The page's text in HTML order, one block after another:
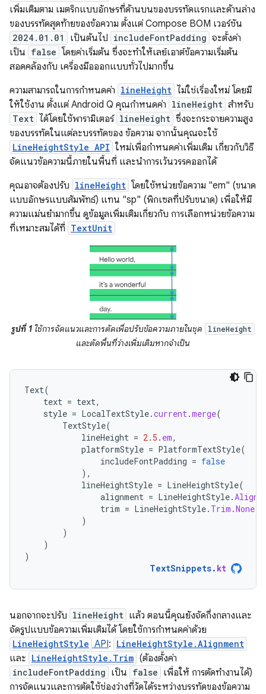
เพิ่มเติมตาม เมตริกแบบอักษรที่ด้านบนของบรรทัดแรกและด้านล่าง
ของบรรทัดสุดท้ายของข้อความ ตั้งแต่ Compose BOM เวอร์ชัน
2024.01.01 เป็นต้นไป includeFontPadding จะตั้งค่า
เป็น false โดยค่าเริ่มต้น ซึ่งจะทำให้เลย์เอาต์ข้อความเริ่มต้น
สอดคล้องกับ เครื่องมือออกแบบทั่วไปมากขึ้น
ความสามารถในการกำหนดค่า lineHeight ไม่ใช่เรื่องใหม่ โดยมี
ให้ใช้งาน ตั้งแต่ Android Q คุณกำหนดค่า lineHeight สำหรับ
Text ได้โดยใช้พารามิเตอร์ lineHeight ซึ่งจะกระจายความสูง
ของบรรทัดในแต่ละบรรทัดของ ข้อความ จากนั้นคุณจะใช้
LineHeightStyle API ใหม่เพื่อกำหนดค่าเพิ่มเติม เกี่ยวกับวิธี
จัดแนวข้อความนี้ภายในพื้นที่ และนำการเว้นวรรคออกได้
คุณอาจต้องปรับ lineHeight โดยใช้หน่วยข้อความ "em" (ขนาด
แบบอักษรแบบสัมพัทธ์) แทน "sp" (พิกเซลที่ปรับขนาด) เพื่อให้มี
ความแม่นยำมากขึ้น ดูข้อมูลเพิ่มเติมเกี่ยวกับ การเลือกหน่วยข้อความ
ที่เหมาะสมได้ที่ TextUnit
รูปที่ 1 ใช้การจัดแนวและการตัดเพื่อปรับข้อความภายในชุด lineHeight
และตัดพื้นที่ว่างเพิ่มเติมหากจำเป็น
Text(
text = text,
style = LocalTextStyle.current .merge(
TextStyle(
lineHeight = 2.5 . em,
platformStyle = PlatformTextStyle(
includeFontPadding = false
),
lineHeightStyle = LineHeightStyle(
alignment = LineHeightStyle.
trim = LineHeightStyle. Trim .None
)
)
)
)
TextSnippets. kt
นอกจากจะปรับ lineHeight แล้ว ตอนนี้คุณยังจัดกึ่งกลางและ
จัดรูปแบบข้อความเพิ่มเติมได้ โดยใช้การกำหนดค่าด้วย
LineHeightStyle API: LineHeightStyle.Alignment
และ LineHeightStyle.Trim (ต้องตั้งค่า
includeFontPadding เป็น false เพื่อให้ การตัดทำงานได้)
การจัดแนวและการตัดใช้ช่องว่างที่วัดได้ระหว่างบรรทัดของข้อความ